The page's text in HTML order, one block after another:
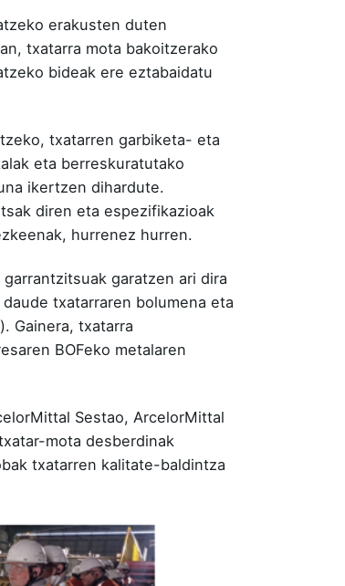
erakusten duten
txatarra mota bakoitzerako
bideak ere eztabaidatu
txatarren garbiketa- eta
eta berreskuratutako
ikertzen dihardute.
diren eta espezifikazioak
hurrenez hurren.
garatzen ari dira
txatarraren bolumena eta
Gainera, txatarra
BOFeko metalaren
Sestao, ArcelorMittal
mota desberdinak
txatarren kalitate-baldintza